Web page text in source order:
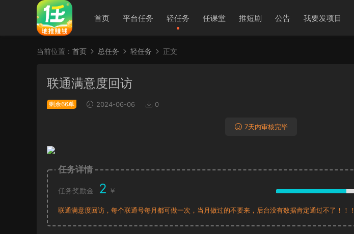
首页 平台任务 轻任务 任课堂 推短剧 公告 我要发项目
当前位置： 首页 总任务 轻任务 正文
联通满意度回访
剩余66单 2024-06-06 0
7天内审核完毕
任务详情
任务奖励金 2 ￥
联通满意度回访，每个联通号每月都可做一次，当月做过的不要来，后台没有数据肯定通过不了！！！